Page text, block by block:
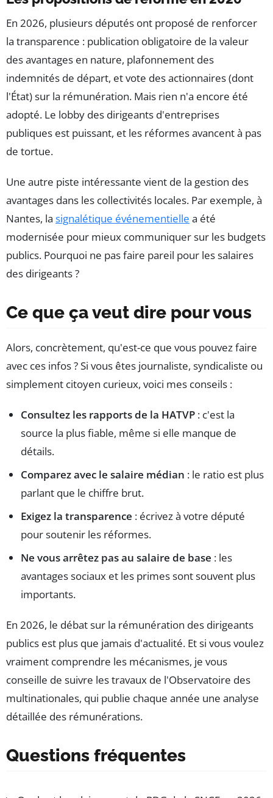
En 2026, plusieurs députés ont proposé de renforcer
la transparence : publication obligatoire de la valeur
des avantages en nature, plafonnement des
indemnités de départ, et vote des actionnaires (dont
l'État) sur la rémunération. Mais rien n'a encore été
adopté. Le lobby des dirigeants d'entreprises
publiques est puissant, et les réformes avancent à pas
de tortue.
Une autre piste intéressante vient de la gestion des
avantages dans les collectivités locales. Par exemple, à
Nantes, la signalétique événementielle a été
modernisée pour mieux communiquer sur les budgets
publics. Pourquoi ne pas faire pareil pour les salaires
des dirigeants ?
Ce que ça veut dire pour vous
Alors, concrètement, qu'est-ce que vous pouvez faire
avec ces infos ? Si vous êtes journaliste, syndicaliste ou
simplement citoyen curieux, voici mes conseils :
Consultez les rapports de la HATVP : c'est la
source la plus fiable, même si elle manque de
détails.
Comparez avec le salaire médian : le ratio est plus
parlant que le chiffre brut.
Exigez la transparence : écrivez à votre député
pour soutenir les réformes.
Ne vous arrêtez pas au salaire de base : les
avantages sociaux et les primes sont souvent plus
importants.
En 2026, le débat sur la rémunération des dirigeants
publics est plus que jamais d'actualité. Et si vous voulez
vraiment comprendre les mécanismes, je vous
conseille de suivre les travaux de l'Observatoire des
multinationales, qui publie chaque année une analyse
détaillée des rémunérations.
Questions fréquentes